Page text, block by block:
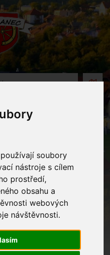
soubory
nástroje s cílem
prostředí,
obsahu a
webových
návštěvnosti.
školka